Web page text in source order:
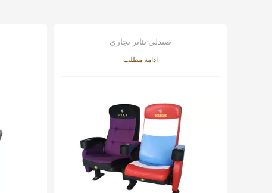
صندلی تئاتر تجاری
ادامه مطلب